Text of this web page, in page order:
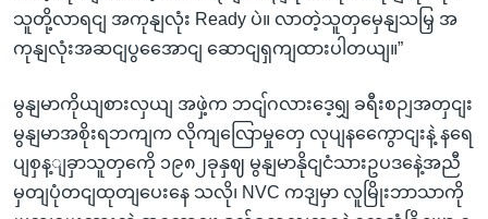
သူတို့လာရငျ အကုနျလုံး Ready ပဲ။ လာတဲ့သူတှမှေနျသမြှ အ
ကုနျလုံးအဆငျပွအေောငျ ဆောငျရှကျထားပါတယျ။”
မွနျမာကိုယျစားလှယျ အဖှဲ့က ဘငျ်ဂလားဒေ့ရျှ ခရီးစဉျအတှငျး
မွနျမာအစိုးရဘကျက လိုကျလြောမှုတှေ လုပျနကွေောငျးနဲ့ နရေ
ပျစှန့ျခှာသူတှကေို ၁၉၈၂ခုနှဈ မွနျမာနိုငျငံသားဥပဒနေဲ့အညီ
မှတျပုံတငျထုတျပေးနေ သလို၊ NVC ကဒျမှာ လူမြိုးဘာသာကို